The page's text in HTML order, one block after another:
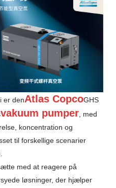
er denAtlas CopcoGHS
vakuum pumper , med
koncentration og
til forskellige scenarier
med at reagere på
løsninger, der hjælper